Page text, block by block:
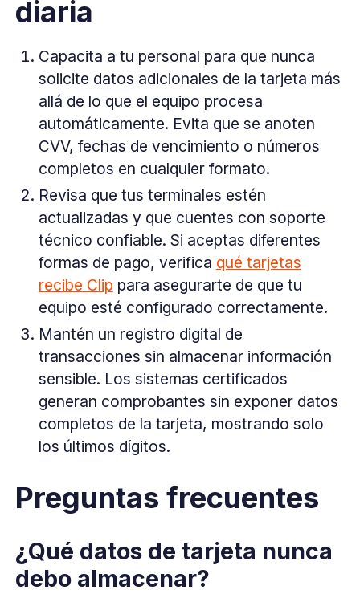
diaria
Capacita a tu personal para que nunca
solicite datos adicionales de la tarjeta más
allá de lo que el equipo procesa
automáticamente. Evita que se anoten
CVV, fechas de vencimiento o números
completos en cualquier formato.
Revisa que tus terminales estén
actualizadas y que cuentes con soporte
técnico confiable. Si aceptas diferentes
formas de pago, verifica qué tarjetas
recibe Clip para asegurarte de que tu
equipo esté configurado correctamente.
Mantén un registro digital de
transacciones sin almacenar información
sensible. Los sistemas certificados
generan comprobantes sin exponer datos
completos de la tarjeta, mostrando solo
los últimos dígitos.
Preguntas frecuentes
¿Qué datos de tarjeta nunca
debo almacenar?